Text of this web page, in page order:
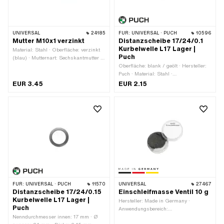
UNIVERSAL 24185
Mutter M10x1 verzinkt
Material: Stahl · Oberfläche: verzinkt
(blau) · Mutternart: Sechskantmutter ·
Antrieb: Aussensechskant ·
EUR 3.45
FÜR: UNIVERSAL · PUCH 10596
Distanzscheibe 17/24/0.1
Kurbelwelle L17 Lager |
Puch
Oberfläche: blank / geölt · Hersteller:
Puch · Material: Stahl ·
Nenndurchmesser innen: 17 mm · Ø
EUR 2.15
FÜR: UNIVERSAL · PUCH 11570
Distanzscheibe 17/24/0.15
Kurbelwelle L17 Lager |
Puch
Nenndurchmesser innen: 17 mm · Ø
UNIVERSAL 27467
Einschleifmasse Ventil 10 g
Hersteller: Made in Germany ·
Anwendungsbereich: